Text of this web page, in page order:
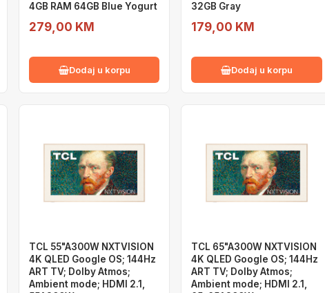
4GB RAM 64GB Blue Yogurt
279,00 KM
Dodaj u korpu
32GB Gray
179,00 KM
Dodaj u korpu
TCL 55"A300W NXTVISION
4K QLED Google OS; 144Hz
ART TV; Dolby Atmos;
Ambient mode; HDMI 2.1,
TCL 65"A300W NXTVISION
4K QLED Google OS; 144Hz
ART TV; Dolby Atmos;
Ambient mode; HDMI 2.1,